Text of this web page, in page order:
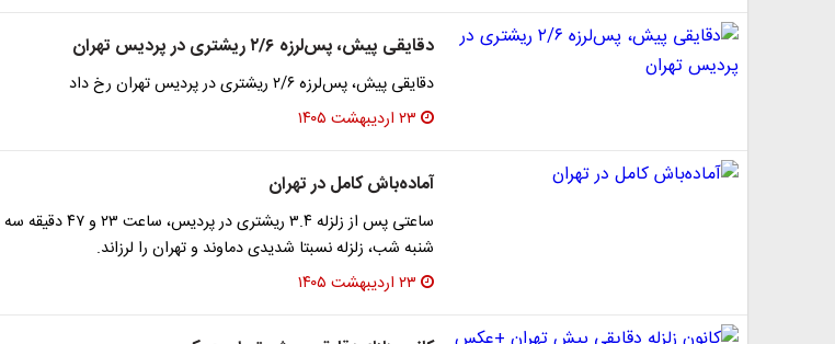
دقایقی پیش، پس‌لرزه ۲/۶ ریشتری در پردیس تهران
دقایقی پیش، پس‌لرزه ۲/۶ ریشتری در پردیس تهران رخ داد
۲۳ اردیبهشت ۱۴۰۵
آماده‌باش کامل در تهران
ساعتی پس از زلزله ۳.۴ ریشتری در پردیس، ساعت ۲۳ و ۴۷ دقیقه سه
شنبه شب، زلزله نسبتا شدیدی دماوند و تهران را لرزاند.
۲۳ اردیبهشت ۱۴۰۵